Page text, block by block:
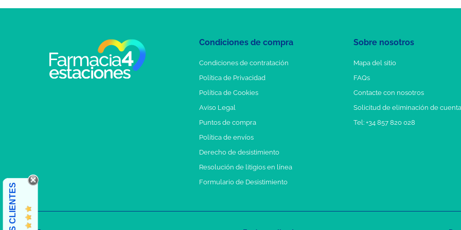
Condiciones de compra
Condiciones de contratación
Política de Privacidad
Política de Cookies
Aviso Legal
Puntos de compra
Política de envíos
Derecho de desistimiento
Resolución de litigios en línea
Formulario de Desistimiento
Sobre nosotros
Mapa del sitio
FAQs
Contacte con nosotros
Solicitud de eliminación de cuenta
Tel: +34 857 820 028